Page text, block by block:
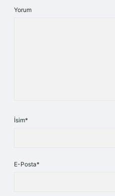
Yorum
İsim*
E-Posta*